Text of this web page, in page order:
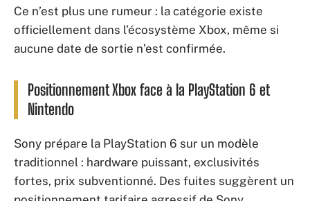
Ce n’est plus une rumeur : la catégorie existe
officiellement dans l’écosystème Xbox, même si
aucune date de sortie n’est confirmée.
Positionnement Xbox face à la PlayStation 6 et
Nintendo
Sony prépare la PlayStation 6 sur un modèle
traditionnel : hardware puissant, exclusivités
fortes, prix subventionné. Des fuites suggèrent un